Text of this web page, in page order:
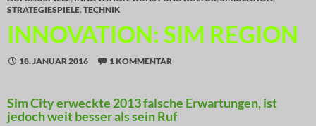
STRATEGIESPIELE,TECHNIK
INNOVATION: SIM REGION
18. JANUAR 2016 1 KOMMENTAR
Sim City erweckte 2013 falsche Erwartungen, ist
jedoch weit besser als sein Ruf